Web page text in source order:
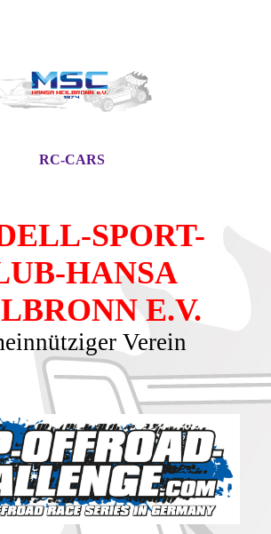
RC-CARS
SPORT-
HANSA
E.V.
Verein